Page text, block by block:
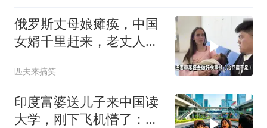
俄罗斯丈母娘瘫痪，中国
女婿千里赶来，老丈人感
匹夫来搞笑
印度富婆送儿子来中国读
大学，刚下飞机懵了：这